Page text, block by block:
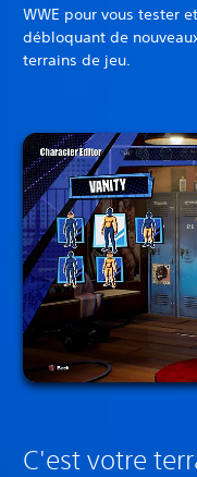
WWE pour vous tester
débloquant de
terrains de jeu.
C'est votre